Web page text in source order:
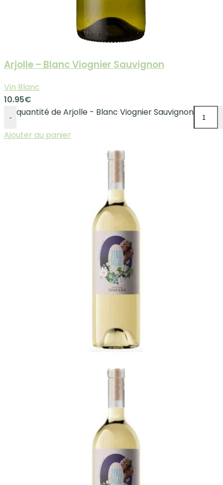
Arjolle – Blanc Viognier Sauvignon
Vin Blanc
10.95€
- quantité de Arjolle - Blanc Viognier Sauvignon
Ajouter au panier